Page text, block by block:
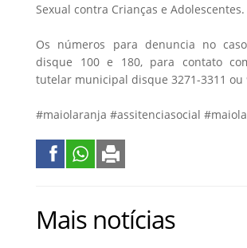
Sexual contra Crianças e Adolescentes.
Os números para denuncia no
disque 100 e 180, para contato
tutelar municipal disque 3271-3311 ou
#maiolaranja #assitenciasocial
Mais notícias